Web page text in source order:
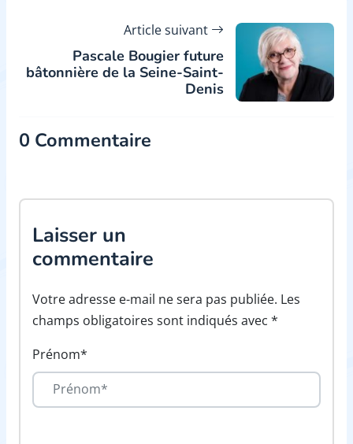
Article suivant
Pascale Bougier future
bâtonnière de la Seine-Saint-
Denis
0 Commentaire
Laisser un
commentaire
Votre adresse e-mail ne sera pas publiée. Les
champs obligatoires sont indiqués avec *
Prénom*